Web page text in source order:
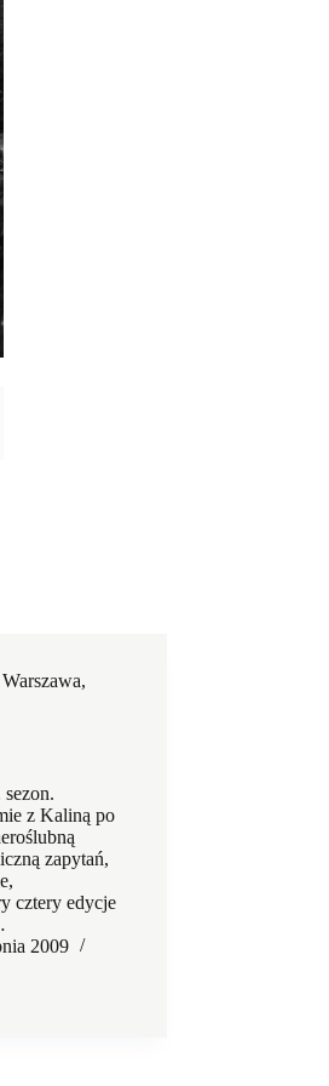
Warszawa,
z Kaliną po
zapytań,
cztery edycje
2009